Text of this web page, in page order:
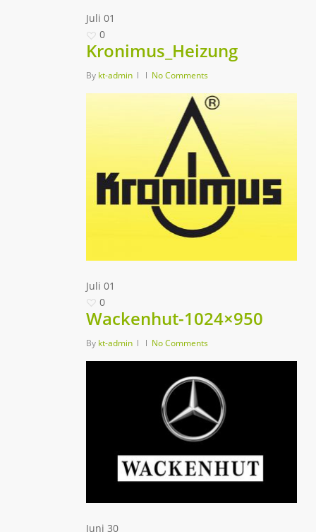
Juli 01
0
Kronimus_Heizung
By kt-admin No Comments
Juli 01
0
Wackenhut-1024×950
By kt-admin No Comments
Juni 30